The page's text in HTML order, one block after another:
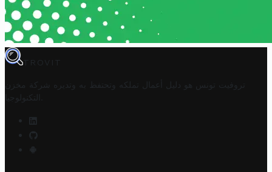
TROVIT
تروفيت تونس هو دليل أعمال تملكه وتحتفظ به وتديره
شركة مخزن
التكنولوجيا